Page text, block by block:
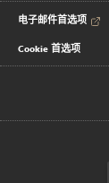
电子邮件首选项
Cookie 首选项